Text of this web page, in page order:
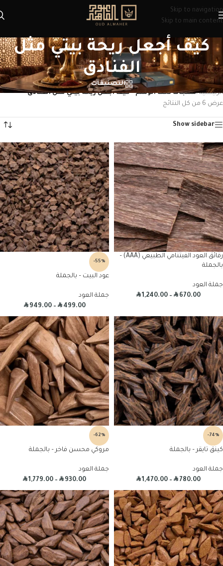
Skip to navigation
Skip to main content
كيف أجعل ريحة بيتي مثل
الفنادق
التصنيفات
الرئيسية/منتجات تحت الوسم “كيف أجعل ريحة بيتي مثل الفنادق”
عرض ⁦6⁩ من كل النتائج
Show sidebar
رقائق العود الفيتنامي الطبيعي (AAA) –
بالجملة
جملة العود
R670.00
–
R1,240.00
-55%
عود البيت – بالجملة
جملة العود
R499.00
–
R949.00
-74%
كينق تايقر – بالجملة
جملة العود
R780.00
–
R1,470.00
-62%
مروكي محسن فاخر – بالجملة
جملة العود
R930.00
–
R1,779.00